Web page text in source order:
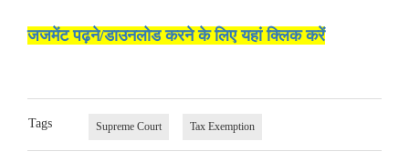
जजमेंट पढ़ने/डाउनलोड करने के लिए यहां क्लिक करें
Tags Supreme Court Tax Exemption